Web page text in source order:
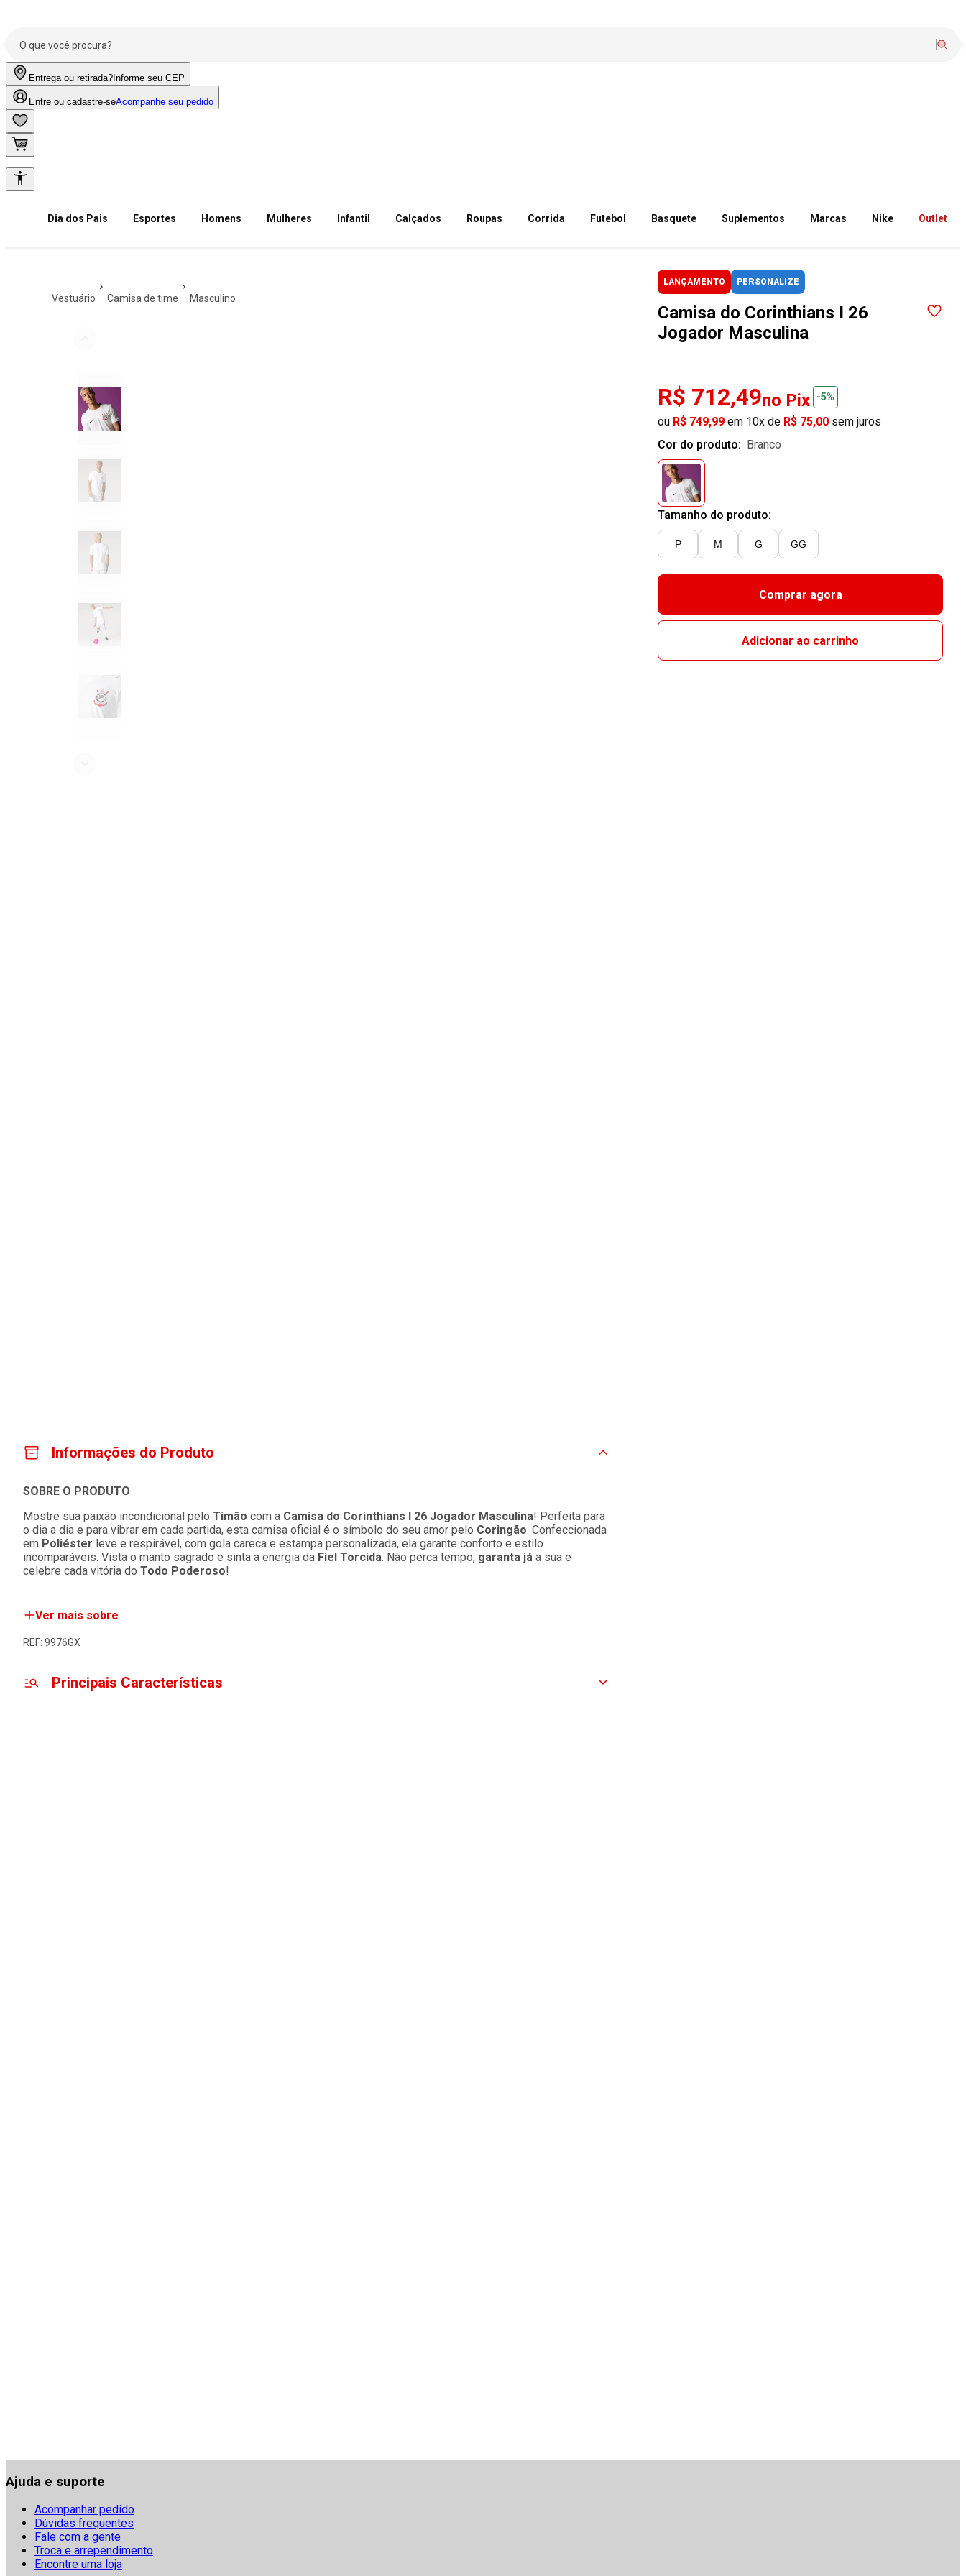
Entrega ou retirada? Informe seu CEP
Entre ou cadastre-seAcompanhe seu pedido
Dia dos Pais Esportes Homens Mulheres Infantil Calçados Roupas Corrida Futebol Basquete Suplementos Marcas Nike Outlet
vestuário camisa de time masculino
LANÇAMENTO PERSONALIZE
Camisa do Corinthians I 26
Jogador Masculina
R$ 712,49no Pix -5%
ou R$ 749,99 em 10x de R$ 75,00 sem juros
Cor do produto:
branco
Tamanho do produto:
P M G GG
Comprar agora
Adicionar ao carrinho
Informações do Produto
SOBRE O PRODUTO
Mostre sua paixão incondicional pelo Timão com a Camisa do Corinthians I 26 Jogador Masculina! Perfeita para
o dia a dia e para vibrar em cada partida, esta camisa oficial é o símbolo do seu amor pelo Coringão. Confeccionada
em Poliéster leve e respirável, com gola careca e estampa personalizada, ela garante conforto e estilo
incomparáveis. Vista o manto sagrado e sinta a energia da Fiel Torcida. Não perca tempo, garanta já a sua e
celebre cada vitória do Todo Poderoso!
Ver mais sobre
REF: 9976GX
Principais Características
Ajuda e suporte
Acompanhar pedido
Dúvidas frequentes
Fale com a gente
Troca e arrependimento
Encontre uma loja